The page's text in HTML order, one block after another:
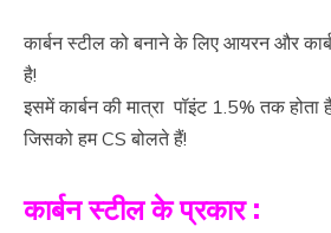
कार्बन स्टील को बनाने के लिए आयरन और
है!
इसमें कार्बन की मात्रा पॉइंट 1.5% तक होता
जिसको हम CS बोलते हैं!
कार्बन स्टील के प्रकार :